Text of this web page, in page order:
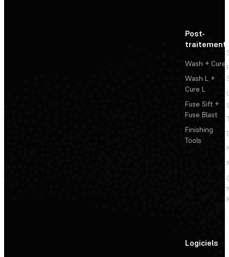
Post-
traitement
Wash + Cure
Wash L +
Cure L
Fuse Sift +
Fuse Blast
Finishing
Tools
Logiciels